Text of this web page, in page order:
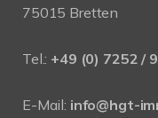
75015 Bretten
Tel.: +49 (0) 7252 /
E-Mail: info@hgt-